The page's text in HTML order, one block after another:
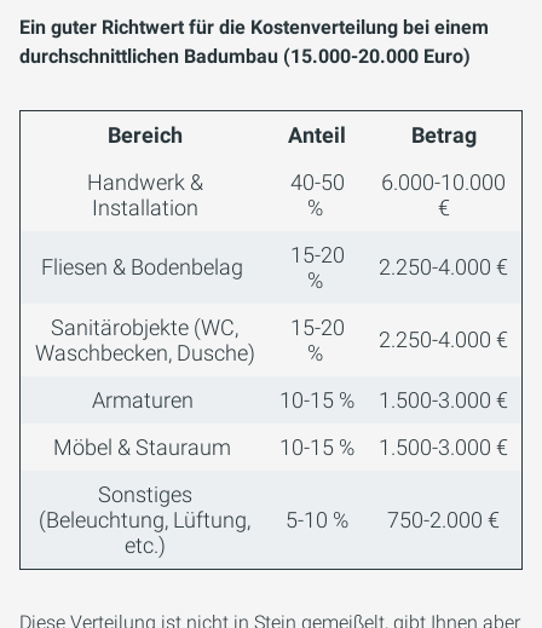
Ein guter Richtwert für die Kostenverteilung bei einem
durchschnittlichen Badumbau (15.000-20.000 Euro)
Bereich Anteil
Betrag
Handwerk &
Installation
40-50
%
6.000-10.000
€
Fliesen & Bodenbelag
15-20
%
2.250-4.000 €
Sanitärobjekte (WC,
Waschbecken, Dusche)
15-20
%
2.250-4.000 €
Armaturen 10-15 %
1.500-3.000 €
Möbel & Stauraum
10-15 %
1.500-3.000 €
Sonstiges
(Beleuchtung, Lüftung,
etc.)
5-10 % 750-2.000 €
Diese Verteilung ist nicht in Stein gemeißelt, gibt Ihnen aber